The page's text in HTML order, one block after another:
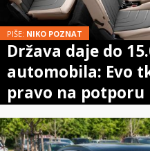
PIŠE: NIKO POZNAT
Država daje do
automobila: Evo
pravo na potporu